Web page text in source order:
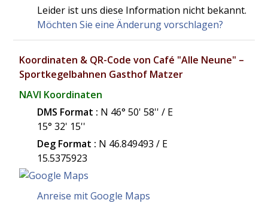
Leider ist uns diese Information nicht bekannt.
Möchten Sie eine Änderung vorschlagen?
Koordinaten & QR-Code von Café "Alle Neune" –
Sportkegelbahnen Gasthof Matzer
NAVI Koordinaten
DMS Format : N 46° 50' 58'' / E
15° 32' 15''
Deg Format : N 46.849493 / E
15.5375923
Anreise mit Google Maps